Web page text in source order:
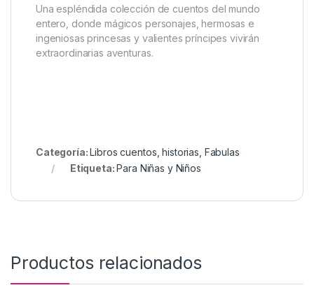
Una espléndida colección de cuentos del mundo
entero, donde mágicos personajes, hermosas e
ingeniosas princesas y valientes príncipes vivirán
extraordinarias aventuras.
Categoría:Libros cuentos, historias, Fabulas
Etiqueta:Para Niñas y Niños
Productos relacionados